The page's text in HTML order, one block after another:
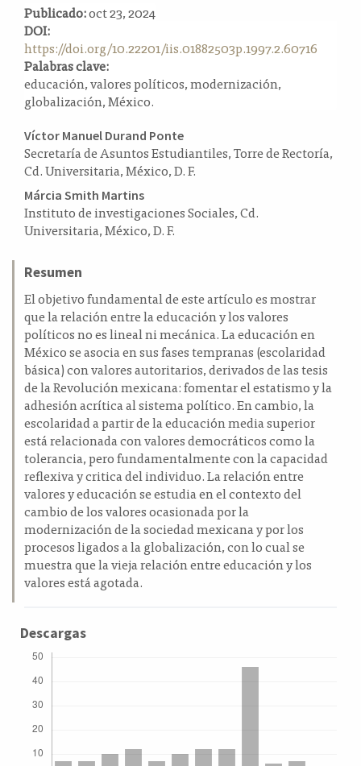
a
l
a
t
e
r
l
Publicado:oct 23, 2024
DOI:
https://doi.org/10.22201/iis.01882503p.1997.2.60716
Palabras clave:
educación, valores políticos, modernización,
globalización, México.
Contenido
principal
del
artículo
Víctor Manuel Durand Ponte
Secretaría de Asuntos Estudiantiles, Torre de Rectoría,
Cd. Universitaria, México, D. F.
Márcia Smith Martins
Instituto de investigaciones Sociales, Cd.
Universitaria, México, D. F.
Resumen
El objetivo fundamental de este artículo es mostrar
que la relación entre la educación y los valores
políticos no es lineal ni mecánica. La educación en
México se asocia en sus fases tempranas (escolaridad
básica) con valores autoritarios, derivados de las tesis
de la Revolución mexicana: fomentar el estatismo y la
adhesión acrítica al sistema político. En cambio, la
escolaridad a partir de la educación media superior
está relacionada con valores democráticos como la
tolerancia, pero fundamentalmente con la capacidad
reflexiva y critica del individuo. La relación entre
valores y educación se estudia en el contexto del
cambio de los valores ocasionada por la
modernización de la sociedad mexicana y por los
procesos ligados a la globalización, con lo cual se
muestra que la vieja relación entre educación y los
valores está agotada.
Descargas